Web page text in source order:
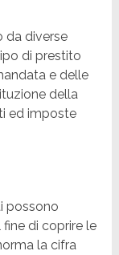
da diverse
di prestito
e delle
della
ed imposte
possono
di coprire le
la cifra